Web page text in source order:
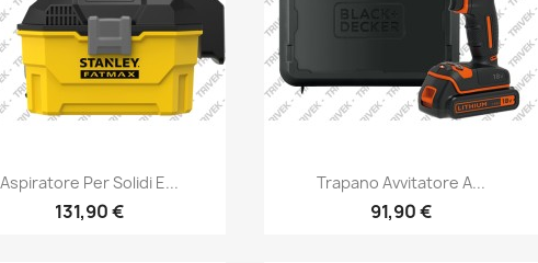
Aspiratore Per Solidi E...
131,90 €
Trapano Avvitatore A...
91,90 €